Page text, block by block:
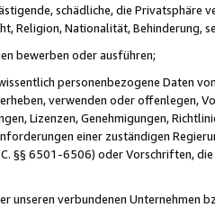
schädliche, die Privatsphäre
Religion, Nationalität, Behinderung,
bewerben oder ausführen;
personenbezogene Daten
verwenden oder offenlegen,
Lizenzen, Genehmigungen,
einer zuständigen
§§ 6501-6506) oder Vorschriften,
unseren verbundenen Unternehmen